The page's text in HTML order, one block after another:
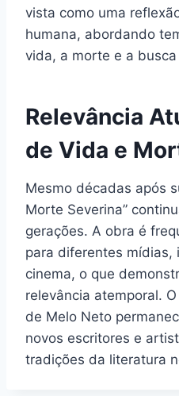
vista como uma
humana, abordando
vida, a morte e a
Relevância
de Vida e
Mesmo décadas após
Morte Severina”
gerações. A obra é
para diferentes mídias,
cinema, o que
relevância atemporal.
de Melo Neto
novos escritores e
tradições da literatura